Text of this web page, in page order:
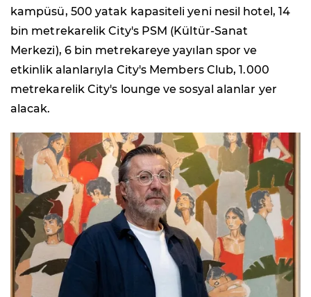
kampüsü, 500 yatak kapasiteli yeni nesil hotel, 14
bin metrekarelik City's PSM (Kültür-Sanat
Merkezi), 6 bin metrekareye yayılan spor ve
etkinlik alanlarıyla City's Members Club, 1.000
metrekarelik City's lounge ve sosyal alanlar yer
alacak.